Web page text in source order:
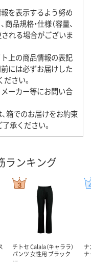
を表示するよう努め
品規格・仕様（容量、
される場合がございま
上の商品情報の表記
には必ずお届けした
さい。
ーカー等にお問い合
、箱でのお届けをお約束
承ください。
ランキング
チトセ Calala（キャララ）
パンツ 女性用 ブラック
…